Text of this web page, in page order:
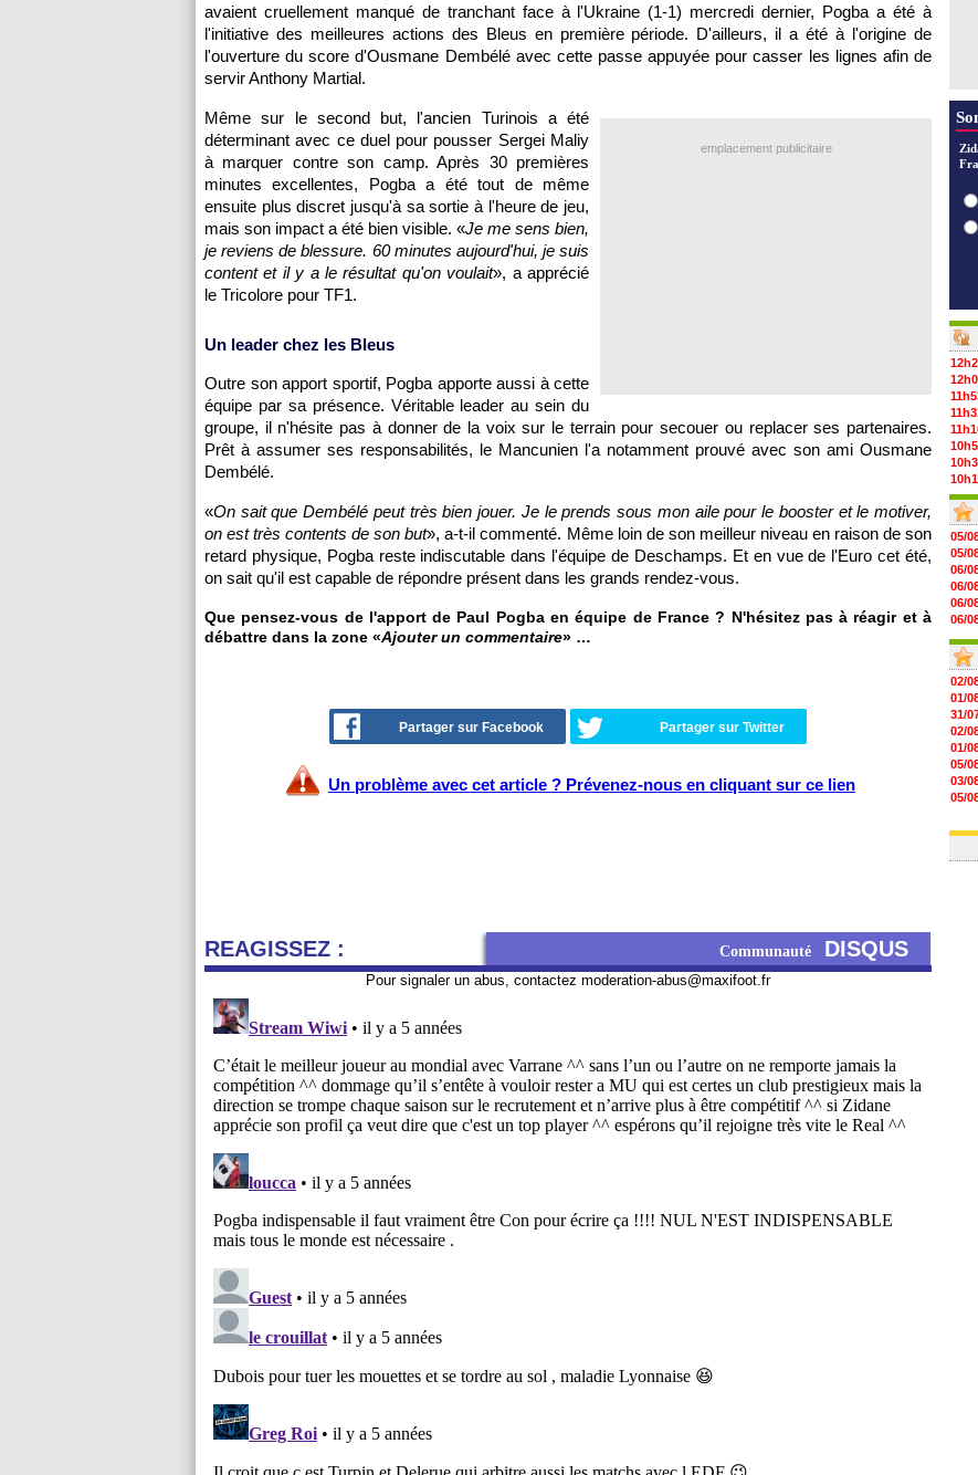
avaient cruellement manqué de tranchant face à l'Ukraine (1-1) mercredi dernier, Pogba a été à
l'initiative des meilleures actions des Bleus en première période. D'ailleurs, il a été à l'origine de
l'ouverture du score d'Ousmane Dembélé avec cette passe appuyée pour casser les lignes afin de
servir Anthony Martial.
emplacement publicitaire
Même sur le second but, l'ancien Turinois a été
déterminant avec ce duel pour pousser Sergei Maliy
à marquer contre son camp. Après 30 premières
minutes excellentes, Pogba a été tout de même
ensuite plus discret jusqu'à sa sortie à l'heure de jeu,
mais son impact a été bien visible. «Je me sens bien,
je reviens de blessure. 60 minutes aujourd'hui, je suis
content et il y a le résultat qu'on voulait», a apprécié
le Tricolore pour TF1.
Un leader chez les Bleus
Outre son apport sportif, Pogba apporte aussi à cette
équipe par sa présence. Véritable leader au sein du
groupe, il n'hésite pas à donner de la voix sur le terrain pour secouer ou replacer ses partenaires.
Prêt à assumer ses responsabilités, le Mancunien l'a notamment prouvé avec son ami Ousmane
Dembélé.
«On sait que Dembélé peut très bien jouer. Je le prends sous mon aile pour le booster et le motiver,
on est très contents de son but», a-t-il commenté. Même loin de son meilleur niveau en raison de son
retard physique, Pogba reste indiscutable dans l'équipe de Deschamps. Et en vue de l'Euro cet été,
on sait qu'il est capable de répondre présent dans les grands rendez-vous.
Que pensez-vous de l'apport de Paul Pogba en équipe de France ? N'hésitez pas à réagir et à
débattre dans la zone «Ajouter un commentaire» …
Partager sur Facebook Partager sur Twitter
Un problème avec cet article ? Prévenez-nous en cliquant sur ce lien
REAGISSEZ : Communauté DISQUS
Pour signaler un abus, contactez moderation-abus@maxifoot.fr
10h05
09h24
09h06
08h44
08h22
06/08
06/08
06/
06/08
06/
06/
06/
06/
06/
05/
05/
06/
06/
06/
06/
06/08
02/
01/
31/
02/
01/
05/
03/
05/
03/